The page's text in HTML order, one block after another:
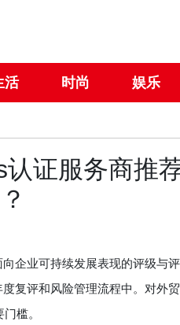
活 时尚 娱乐
证服务商推
业可持续发展表现的评级与
复评和风险管理流程中。对外
槛。